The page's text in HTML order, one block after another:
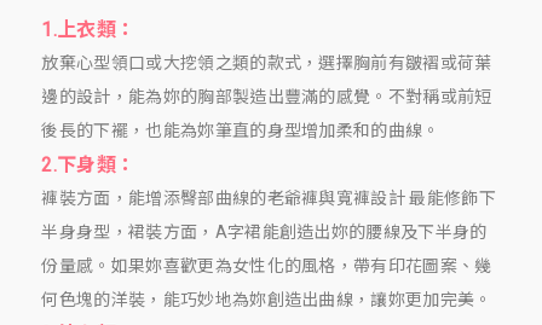
1.上衣類：
放棄心型領口或大挖領之類的款式，選擇胸前有皺褶或荷葉
邊的設計，能為妳的胸部製造出豐滿的感覺。不對稱或前短
後長的下襬，也能為妳筆直的身型增加柔和的曲線。
2.下身類：
褲裝方面，能增添臀部曲線的老爺褲與寬褲設計 最能修飾下
半身身型，裙裝方面，A字裙能創造出妳的腰線及下半身的
份量感。如果妳喜歡更為女性化的風格，帶有印花圖案、幾
何色塊的洋裝，能巧妙地為妳創造出曲線，讓妳更加完美。